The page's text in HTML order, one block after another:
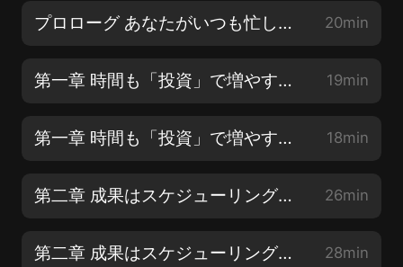
プロローグ あなたがいつも忙しい理由 20min
第一章 時間も「投資」で増やす時代【1】 19min
第一章 時間も「投資」で増やす時代【2】 18min
第二章 成果はスケジューリングで決まる【1】 26min
第二章 成果はスケジューリングで決まる【2】 28min